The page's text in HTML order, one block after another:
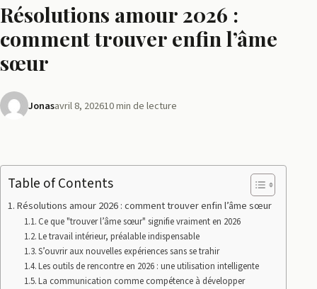
Résolutions amour 2026 :
comment trouver enfin l’âme
sœur
Jonasavril 8, 202610 min de lecture
Table of Contents
Résolutions amour 2026 : comment trouver enfin l’âme sœur
Ce que "trouver l’âme sœur" signifie vraiment en 2026
Le travail intérieur, préalable indispensable
S’ouvrir aux nouvelles expériences sans se trahir
Les outils de rencontre en 2026 : une utilisation intelligente
La communication comme compétence à développer